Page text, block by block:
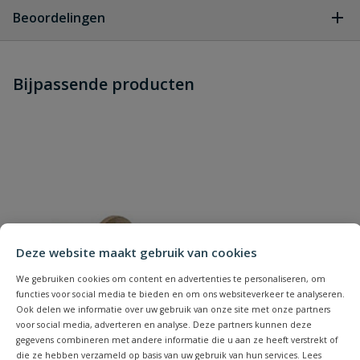
Deze website maakt gebruik van cookies
We gebruiken cookies om content en advertenties te personaliseren, om
functies voor social media te bieden en om ons websiteverkeer te analyseren.
Ook delen we informatie over uw gebruik van onze site met onze partners
voor social media, adverteren en analyse. Deze partners kunnen deze
gegevens combineren met andere informatie die u aan ze heeft verstrekt of
die ze hebben verzameld op basis van uw gebruik van hun services. Lees
dit product?
Beoordelingen
Schrijf zelf een beoordeling
Naam
Bijpassende producten